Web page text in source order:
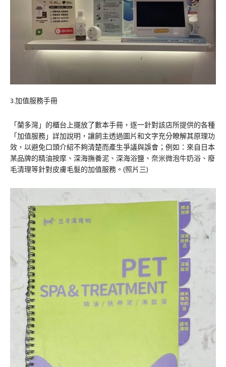
3.加值服務手冊
「蘭多灣」的櫃台上擺放了數本手冊，逐一針對該店所提供的各種
「加值服務」詳加說明，讓飼主透過圖片和文字充分瞭解其原理功
效，以避免口頭介紹不夠清楚而產生爭議與誤會；例如：來自日本
某品牌的精油按摩、深海撫養泥、深海浴鹽、奈米微泡牛奶浴、廢
毛清理等針對皮膚毛髮的加值服務。(照片三)